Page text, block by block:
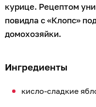
курице. Рецептом
повидла с «Клопс»
домохозяйки.
Ингредиенты
кисло-сладкие